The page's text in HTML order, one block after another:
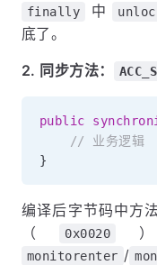
finally 中
底了。
2. 同步方法：
public
// 业务逻辑
}
编译后字节码中方
（
0x0020
monitorenter /